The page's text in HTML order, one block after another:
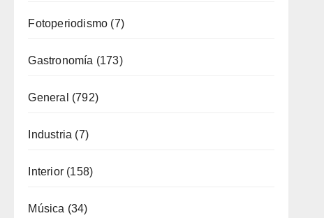
Industria(7)
Interior(158)
Música(34)
Naturaleza(65)
Ocio(112)
Política Turística